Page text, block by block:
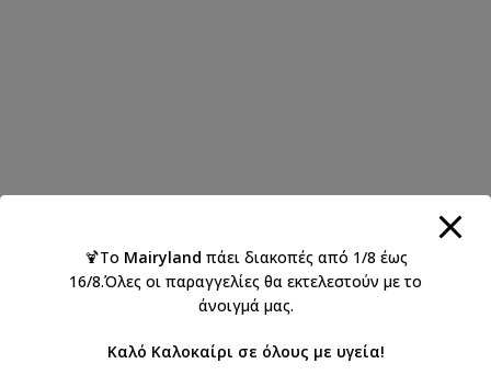
🍹Το Mairyland πάει διακοπές από 1/8 έως
16/8.Όλες οι παραγγελίες θα εκτελεστούν με το
άνοιγμά μας.
Καλό Καλοκαίρι σε όλους με υγεία!